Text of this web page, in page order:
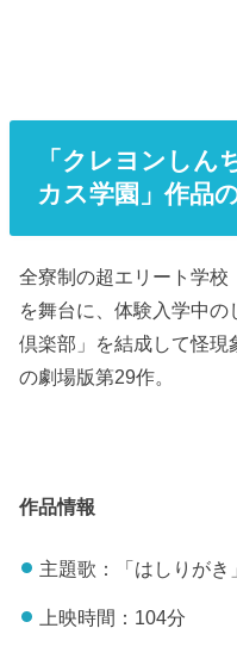
「クレヨンしん
カス学園」作品
全寮制の超エリート学校
を舞台に、体験入学中
倶楽部」を結成して怪現
の劇場版第29作。
作品情報
主題歌：「はしりが
上映時間：104分